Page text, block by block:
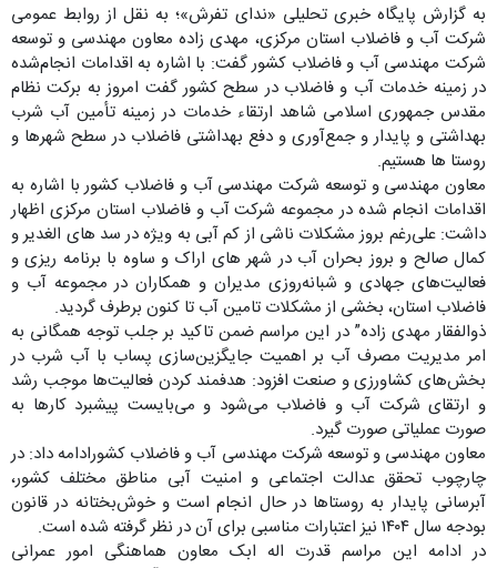
به گزارش پایگاه خبری تحلیلی «ندای تفرش»؛ به نقل از روابط عمومی
شرکت آب و فاضلاب استان مرکزی، مهدی زاده معاون مهندسی و توسعه
شرکت مهندسی آب و فاضلاب کشور گفت: با اشاره به اقدامات انجام‌شده
در زمینه خدمات آب و فاضلاب در سطح کشور گفت امروز به برکت نظام
مقدس جمهوری اسلامی شاهد ارتقاء خدمات در زمینه تأمین آب شرب
بهداشتی و پایدار و جمع‌آوری و دفع بهداشتی فاضلاب در سطح شهرها و
روستا ها هستیم.
معاون مهندسی و توسعه شرکت مهندسی آب و فاضلاب کشور با اشاره به
اقدامات انجام شده در مجموعه شرکت آب و فاضلاب استان مرکزی اظهار
داشت: علی‌رغم بروز مشکلات ناشی از کم آبی به ویژه در سد های الغدیر و
کمال صالح و بروز بحران آب در شهر های اراک و ساوه با برنامه ریزی و
فعالیت‌های جهادی و شبانه‌روزی مدیران و همکاران در مجموعه آب و
فاضلاب استان، بخشی از مشکلات تامین آب تا کنون برطرف گردید.
ذوالفقار مهدی زاده” در این مراسم ضمن تاکید بر جلب توجه همگانی به
امر مدیریت مصرف آب بر اهمیت جایگزین‌سازی پساب با آب شرب در
بخش‌های کشاورزی و صنعت افزود: هدفمند کردن فعالیت‌ها موجب رشد
و ارتقای شرکت آب و فاضلاب می‌شود و می‌بایست پیشبرد کارها به
صورت عملیاتی صورت گیرد.
معاون مهندسی و توسعه شرکت مهندسی آب و فاضلاب کشورادامه داد: در
چارچوب تحقق عدالت اجتماعی و امنیت آبی مناطق مختلف کشور،
آبرسانی پایدار به روستاها در حال انجام است و خوش‌بختانه در قانون
بودجه سال ۱۴۰۴ نیز اعتبارات مناسبی برای آن در نظر گرفته شده است.
در ادامه این مراسم قدرت اله ابک معاون هماهنگی امور عمرانی